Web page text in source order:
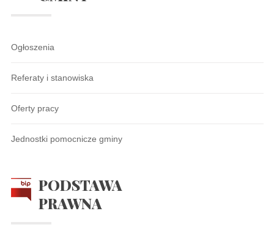
Ogłoszenia
Referaty i stanowiska
Oferty pracy
Jednostki pomocnicze gminy
PODSTAWA
PRAWNA